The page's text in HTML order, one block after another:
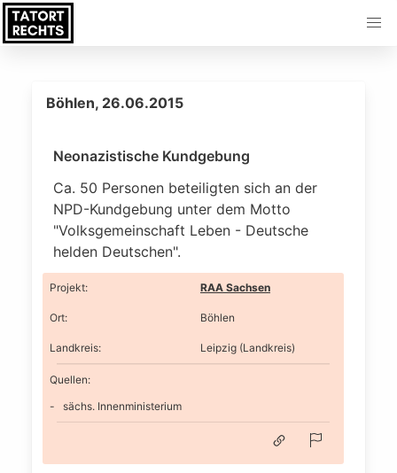
Böhlen, 26.06.2015
Neonazistische Kundgebung
Ca. 50 Personen beteiligten sich an der
NPD-Kundgebung unter dem Motto
"Volksgemeinschaft Leben - Deutsche
helden Deutschen".
Projekt: RAA Sachsen
Ort: Böhlen
Landkreis: Leipzig (Landkreis)
Quellen:
sächs. Innenministerium